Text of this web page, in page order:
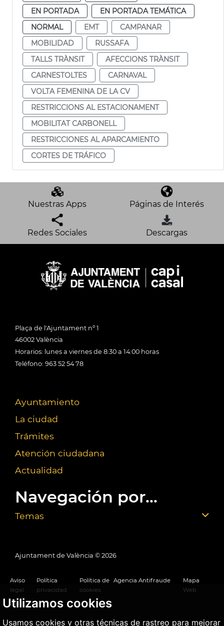
Utilizamos cookies
Usamos cookies y otras técnicas de rastreo para mejorar
EN PORTADA
EN PORTADA TEMÁTICA
NORMAL
EMT
CAMPANAR
MOBILIDAD
RUSSAFA
TALLS TRÀNSIT
AFECCIONS TRÀNSIT
CARNESTOLTES
CARNAVAL
VOLTA FEMENINA DE LA CV
RESTRICCIONS AL ESTACIONAMENT
MOBILITAT CARBONELL
RESTRICCIONES AL APARCAMIENTO
CORTES DE TRÁFICO
Nuestras Apps Páginas de Interés
Redes Sociales Descargas
Plaça de l'Ajuntament nº 1
46002 València
Horarios: lunes a viernes de 8:30 a 14:00 horas
Teléfono: 963 52 54 78
Ayuntamiento
La ciudad
Trámites
Atención ciudadana
Actualidad
Navegación por...
Temas
Ajuntament de València © 2026
Aviso
legal
Política
privacidad
Política de
cookies
Agencia Antifraude
Mapa
Web